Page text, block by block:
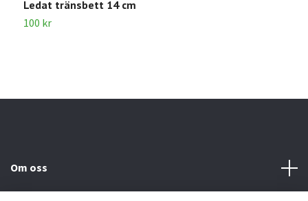
Ledat tränsbett 14 cm
100 kr
Om oss